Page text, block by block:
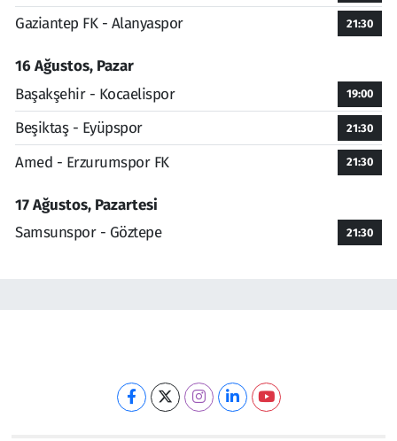
Gaziantep FK - Alanyaspor 21:30
16 Ağustos, Pazar
Başakşehir - Kocaelispor
19:00
Beşiktaş - Eyüpspor 21:30
Amed - Erzurumspor FK 21:30
17 Ağustos, Pazartesi
Samsunspor - Göztepe
21:30